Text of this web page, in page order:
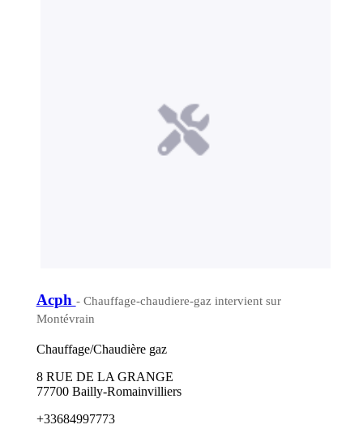
Acph - Chauffage-chaudiere-gaz intervient sur
Montévrain
Chauffage/Chaudière gaz
8 RUE DE LA GRANGE
77700 Bailly-Romainvilliers
+33684997773